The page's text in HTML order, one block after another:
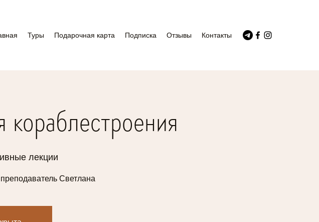
Туры Подарочная карта Подписка Отзывы Контакты
лекции
преподаватель Светлана